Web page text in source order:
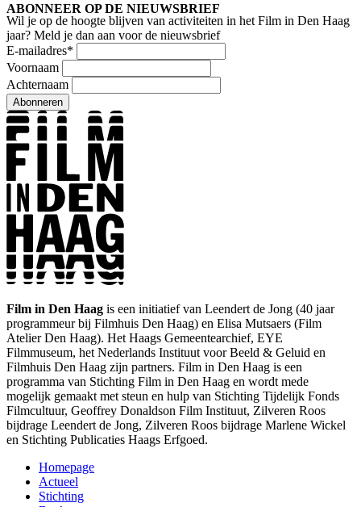
ABONNEER OP DE NIEUWSBRIEF
Wil je op de hoogte blijven van activiteiten in het Film in Den Haag
jaar? Meld je dan aan voor de nieuwsbrief
E-mailadres*
Voornaam
Achternaam
Abonneren
Film in Den Haag is een initiatief van Leendert de Jong (40 jaar
programmeur bij Filmhuis Den Haag) en Elisa Mutsaers (Film
Atelier Den Haag). Het Haags Gemeentearchief, EYE
Filmmuseum, het Nederlands Instituut voor Beeld & Geluid en
Filmhuis Den Haag zijn partners. Film in Den Haag is een
programma van Stichting Film in Den Haag en wordt mede
mogelijk gemaakt met steun en hulp van Stichting Tijdelijk Fonds
Filmcultuur, Geoffrey Donaldson Film Instituut, Zilveren Roos
bijdrage Leendert de Jong, Zilveren Roos bijdrage Marlene Wickel
en Stichting Publicaties Haags Erfgoed.
Homepage
Actueel
Stichting